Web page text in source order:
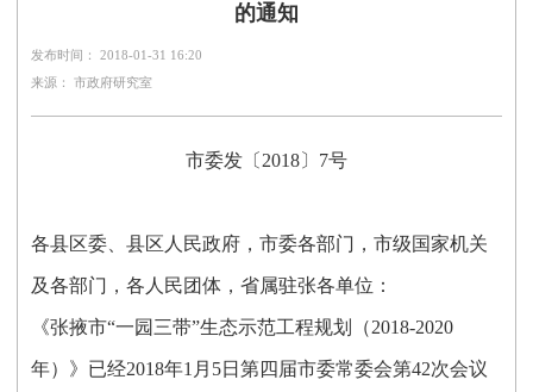
的通知
发布时间： 2018-01-31 16:20
来源： 市政府研究室
市委发〔2018〕7号
各县区委、县区人民政府，市委各部门，市级国家机关
及各部门，各人民团体，省属驻张各单位：
《张掖市“一园三带”生态示范工程规划（2018-2020
年）》已经2018年1月5日第四届市委常委会第42次会议